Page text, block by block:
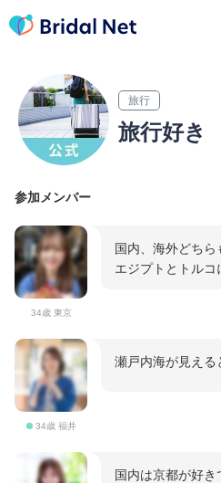
旅行
旅行好き
参加メンバー
34歳 東京
国内、海外どち
エジプトとトルコ
34歳 福井
瀬戸内海が見え
国内は京都が好